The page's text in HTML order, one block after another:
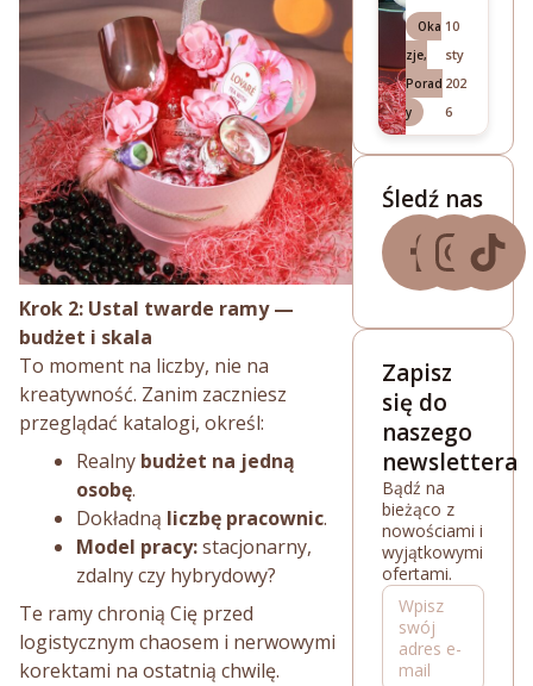
Krok 2: Ustal twarde ramy —
budżet i skala
To moment na liczby, nie na
kreatywność. Zanim zaczniesz
przeglądać katalogi, określ:
Realny budżet na jedną
osobę.
Dokładną liczbę pracownic.
Model pracy:stacjonarny,
zdalny czy hybrydowy?
Te ramy chronią Cię przed
logistycznym chaosem i nerwowymi
korektami na ostatnią chwilę.
Oka
zje,
Porad
y
10
sty
202
6
Śledź nas
Zapisz
się do
naszego
newslettera
Bądź na
bieżąco z
nowościami i
wyjątkowymi
ofertami.
Wpisz
swój
adres e-
mail